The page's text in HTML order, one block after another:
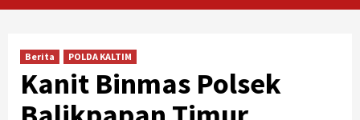
Berita POLDA KALTIM
Kanit Binmas Polsek